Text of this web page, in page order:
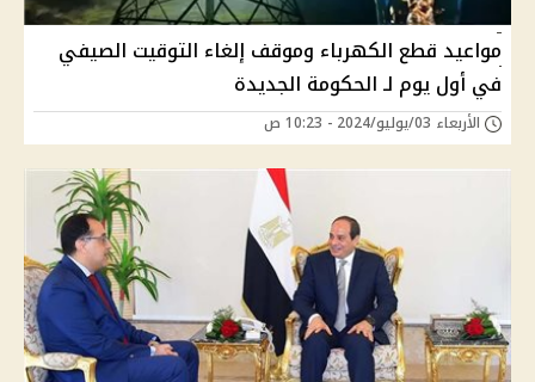
مواعيد قطع الكهرباء وموقف إلغاء التوقيت الصيفي
في أول يوم لـ الحكومة الجديدة
الأربعاء 03/يوليو/2024 - 10:23 ص